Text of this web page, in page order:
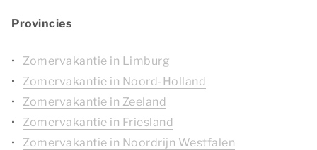
Provincies
Zomervakantie in Limburg
Zomervakantie in Noord-Holland
Zomervakantie in Zeeland
Zomervakantie in Friesland
Zomervakantie in Noordrijn Westfalen